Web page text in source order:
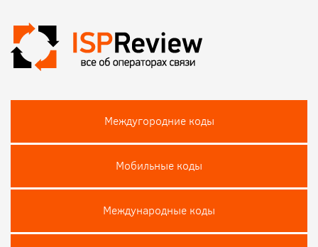
Междугородние коды
Мобильные коды
Международные коды